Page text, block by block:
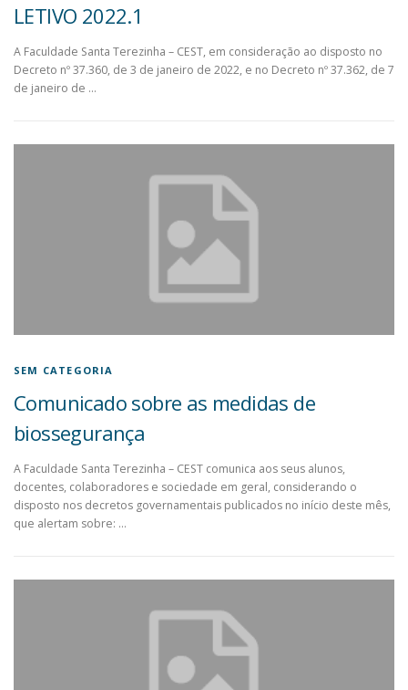
LETIVO 2022.1
A Faculdade Santa Terezinha – CEST, em consideração ao disposto no
Decreto nº 37.360, de 3 de janeiro de 2022, e no Decreto nº 37.362, de 7
de janeiro de …
SEM CATEGORIA
Comunicado sobre as medidas de
biossegurança
A Faculdade Santa Terezinha – CEST comunica aos seus alunos,
docentes, colaboradores e sociedade em geral, considerando o
disposto nos decretos governamentais publicados no início deste mês,
que alertam sobre: …